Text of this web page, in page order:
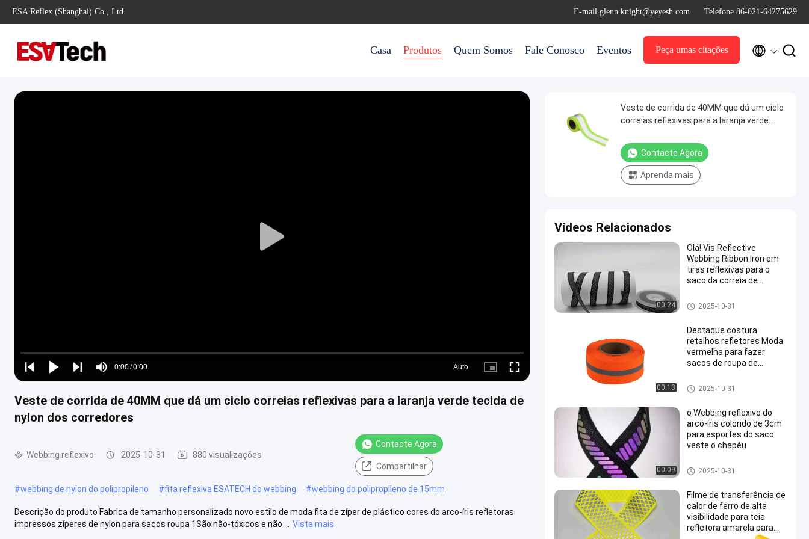
ESA Reflex (Shanghai) Co., Ltd. E-mail glenn.knight@yeyesh.com Telefone 86-021-64275629
Casa Produtos Quem Somos Fale Conosco Eventos Peça umas citações  
Play
Play
Play
Play
Mute
Time
0:00/0:00
Loaded:
0%
Auto
Picture- Fullscreen
Veste de corrida de 40MM que dá um ciclo correias reflexivas para a laranja verde tecida de
nylon dos corredores
Webbing reflexivo 2025-10-31 880 visualizações
Contacte Agora
Compartilhar
#webbing de nylon do polipropileno #fita reflexiva ESATECH do webbing #webbing do polipropileno de 15mm
Descrição do produto Fabrica de tamanho personalizado novo estilo de moda fita de zíper de plástico cores do arco-íris refletoras
impressos zíperes de nylon para sacos roupa 1São não-tóxicos e não ...
Vista mais
Veste de corrida de 40MM que dá um ciclo
correias reflexivas para a laranja verde
Contacte Agora
Aprenda mais
Vídeos Relacionados
00:24
Olá! Vis Reflective
Webbing Ribbon Iron em
tiras reflexivas para o
saco da correia de
Webbing reflexivo
2025-10-31
00:13
Destaque costura
retalhos refletores Moda
vermelha para fazer
sacos de roupa de
Webbing reflexivo
2025-10-31
00:09
o Webbing reflexivo do
arco-íris colorido de 3cm
para esportes do saco
veste o chapéu
Webbing reflexivo
2025-10-31
Filme de transferência de
calor de ferro de alta
visibilidade para teia
refletora amarela para